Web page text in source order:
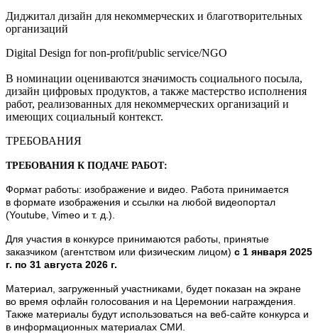
Диджитал дизайн для некоммерческих и благотворительных
организаций
Digital Design for non-profit/public service/NGO
В номинации оцениваются значимость социального посыла,
дизайн цифровых продуктов, а также мастерство исполнения
работ, реализованных для некоммерческих организаций и
имеющих социальный контекст.
ТРЕБОВАНИЯ
ТРЕБОВАНИЯ К ПОДАЧЕ РАБОТ:
Формат работы: изображение и видео. Работа принимается
в формате изображения и ссылки на любой видеопортал
(Youtube, Vimeo и т. д.).
Для участия в конкурсе принимаются работы, принятые
заказчиком (агентством или физическим лицом) с 1 января 2025
г. по 31 августа 2026 г.
Материал, загруженный участниками, будет показан на экране
во время офлайн голосования и на Церемонии награждения.
Также материалы будут использоваться на веб-сайте конкурса и
в информационных материалах СМИ.